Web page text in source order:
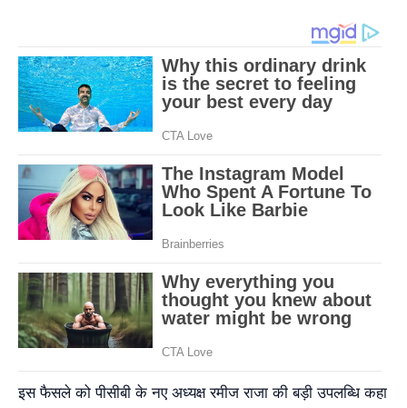
इस फैसले को पीसीबी के नए अध्यक्ष रमीज राजा की बड़ी उपलब्धि कहा